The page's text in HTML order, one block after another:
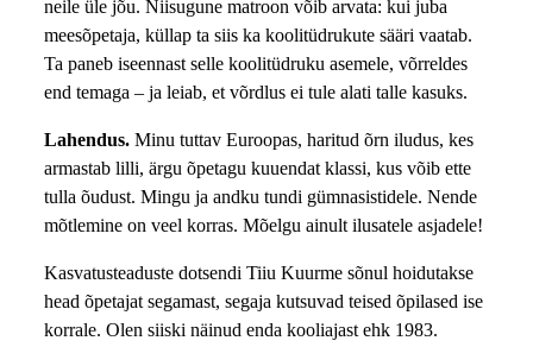
neile üle jõu. Niisugune matroon võib arvata: kui juba
meesõpetaja, küllap ta siis ka koolitüdrukute sääri vaatab.
Ta paneb iseennast selle koolitüdruku asemele, võrreldes
end temaga – ja leiab, et võrdlus ei tule alati talle kasuks.
Lahendus. Minu tuttav Euroopas, haritud õrn iludus, kes
armastab lilli, ärgu õpetagu kuuendat klassi, kus võib ette
tulla õudust. Mingu ja andku tundi gümnasistidele. Nende
mõtlemine on veel korras. Mõelgu ainult ilusatele asjadele!
Kasvatusteaduste dotsendi Tiiu Kuurme sõnul hoidutakse
head õpetajat segamast, segaja kutsuvad teised õpilased ise
korrale. Olen siiski näinud enda kooliajast ehk 1983.